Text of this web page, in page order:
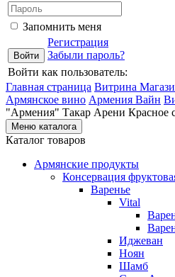
Запомнить меня
Регистрация
Забыли пароль?
Войти как пользователь:
Главная страница Витрина
Армянское вино Армения Вайн
"Армения" Такар Арени Красное
Меню каталога
Каталог товаров
Армянские продукты
Консервация
Варенье
Vital
Иджеван
Ноян
Шамб